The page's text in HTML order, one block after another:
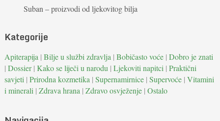
Suban – proizvodi od ljekovitog bilja
Kategorije
Apiterapija| Bilje u službi zdravlja| Bobičasto voće| Dobro je znati
| Dossier| Kako se liječi u narodu| Ljekoviti napitci| Praktični
savjeti| Prirodna kozmetika| Supernamirnice| Supervoće| Vitamini
i minerali| Zdrava hrana| Zdravo osvježenje| Ostalo